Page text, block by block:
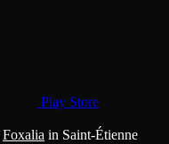
Play Store
Foxalia in Saint-Étienne